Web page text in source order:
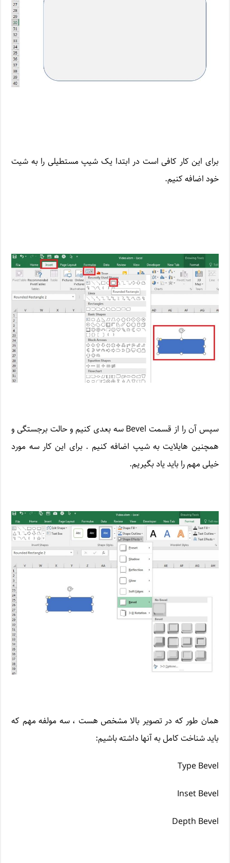
برای این کار کافی است در ابتدا یک شیپ مستطیلی را به شیت
خود اضافه کنیم.
سپس آن را از قسمت Bevel سه بعدی کنیم و حالت برجستگی و
همچنین هایلایت به شیپ اضافه کنیم . برای این کار سه مورد
خیلی مهم را باید یاد بگیریم.
همان طور که در تصویر بالا مشخص هست ، سه مولفه مهم که
باید شناخت کامل به آنها داشته باشیم:
Type Bevel
Inset Bevel
Depth Bevel